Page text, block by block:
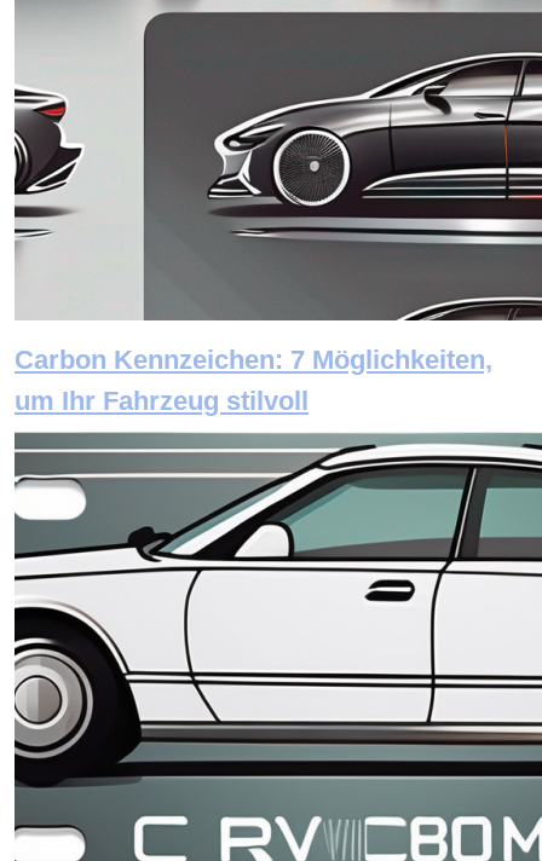
Carbon Kennzeichen: 7 Möglichkeiten,
um Ihr Fahrzeug stilvoll